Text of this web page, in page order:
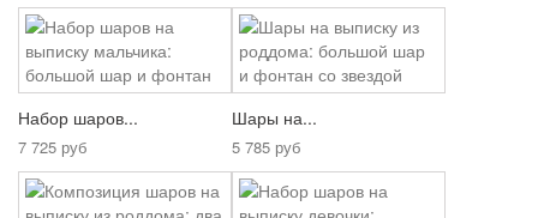
Набор шаров...
7 725 руб
Шары на...
5 785 руб